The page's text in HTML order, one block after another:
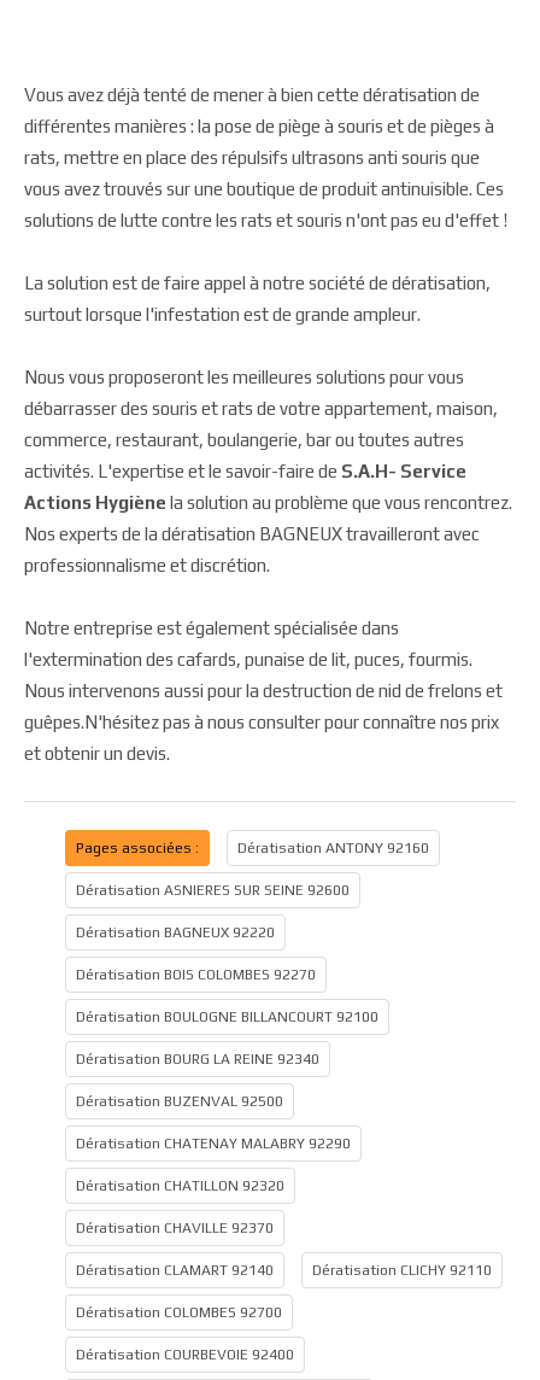
Vous avez déjà tenté de mener à bien cette dératisation de
différentes manières : la pose de piège à souris et de pièges à
rats, mettre en place des répulsifs ultrasons anti souris que
vous avez trouvés sur une boutique de produit antinuisible. Ces
solutions de lutte contre les rats et souris n'ont pas eu d'effet !
La solution est de faire appel à notre société de dératisation,
surtout lorsque l'infestation est de grande ampleur.
Nous vous proposeront les meilleures solutions pour vous
débarrasser des souris et rats de votre appartement, maison,
commerce, restaurant, boulangerie, bar ou toutes autres
activités. L'expertise et le savoir-faire de S.A.H- Service
Actions Hygiène la solution au problème que vous rencontrez.
Nos experts de la dératisation BAGNEUX travailleront avec
professionnalisme et discrétion.
Notre entreprise est également spécialisée dans
l'extermination des cafards, punaise de lit, puces, fourmis.
Nous intervenons aussi pour la destruction de nid de frelons et
guêpes.N'hésitez pas à nous consulter pour connaître nos prix
et obtenir un devis.
Pages associées : Dératisation ANTONY 92160
Dératisation ASNIERES SUR SEINE 92600
Dératisation BAGNEUX 92220
Dératisation BOIS COLOMBES 92270
Dératisation BOULOGNE BILLANCOURT 92100
Dératisation BOURG LA REINE 92340
Dératisation BUZENVAL 92500
Dératisation CHATENAY MALABRY 92290
Dératisation CHATILLON 92320
Dératisation CHAVILLE 92370
Dératisation CLAMART 92140 Dératisation CLICHY 92110
Dératisation COLOMBES 92700
Dératisation COURBEVOIE 92400